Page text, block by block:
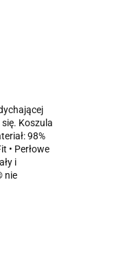
Koszula
98%
• Perłowe
i
nie